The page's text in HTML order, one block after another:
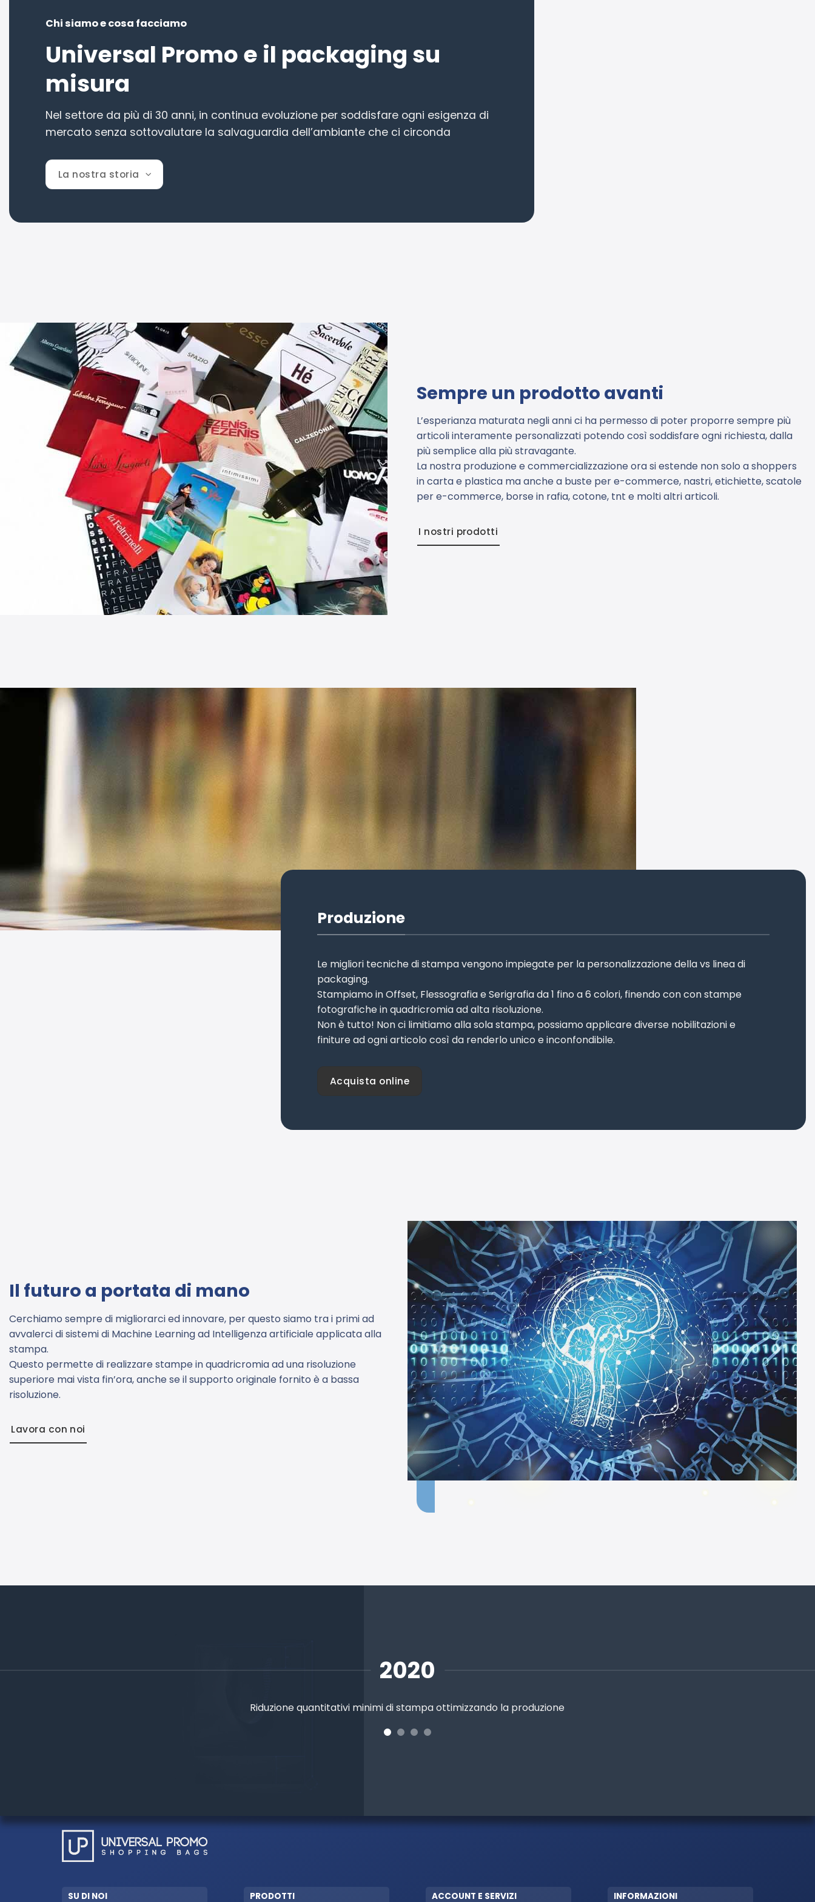
Chi siamo e cosa facciamo
Universal Promo e il packaging su
misura
Nel settore da più di 30 anni, in continua evoluzione per soddisfare ogni esigenza di
mercato senza sottovalutare la salvaguardia dell’ambiante che ci circonda
La nostra storia
Sempre un prodotto avanti
L’esperianza maturata negli anni ci ha permesso di poter proporre sempre più
articoli interamente personalizzati potendo così soddisfare ogni richiesta, dalla
più semplice alla più stravagante.
La nostra produzione e commercializzazione ora si estende non solo a shoppers
in carta e plastica ma anche a buste per e-commerce, nastri, etichiette, scatole
per e-commerce, borse in rafia, cotone, tnt e molti altri articoli.
I nostri prodotti
Produzione
Le migliori tecniche di stampa vengono impiegate per la personalizzazione della vs linea di
packaging.
Stampiamo in Offset, Flessografia e Serigrafia da 1 fino a 6 colori, finendo con con stampe
fotografiche in quadricromia ad alta risoluzione.
Non è tutto! Non ci limitiamo alla sola stampa, possiamo applicare diverse nobilitazioni e
finiture ad ogni articolo così da renderlo unico e inconfondibile.
Acquista online
Il futuro a portata di mano
Cerchiamo sempre di migliorarci ed innovare, per questo siamo tra i primi ad
avvalerci di sistemi di Machine Learning ad Intelligenza artificiale applicata alla
stampa.
Questo permette di realizzare stampe in quadricromia ad una risoluzione
superiore mai vista fin’ora, anche se il supporto originale fornito è a bassa
risoluzione.
Lavora con noi
2020
Riduzione quantitativi minimi di stampa ottimizzando la produzione
SU DI NOI PRODOTTI ACCOUNT E SERVIZI INFORMAZIONI